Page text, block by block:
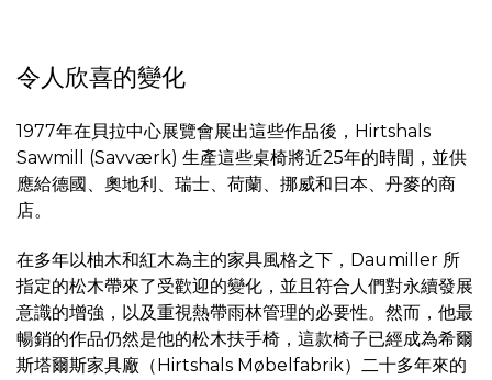
令人欣喜的變化
1977年在貝拉中心展覽會展出這些作品後，Hirtshals
Sawmill (Savværk) 生產這些桌椅將近25年的時間，並供
應給德國、奧地利、瑞士、荷蘭、挪威和日本、丹麥的商
店。
在多年以柚木和紅木為主的家具風格之下，Daumiller 所
指定的松木帶來了受歡迎的變化，並且符合人們對永續發展
意識的增強，以及重視熱帶雨林管理的必要性。然而，他最
暢銷的作品仍然是他的松木扶手椅，這款椅子已經成為希爾
斯塔爾斯家具廠（Hirtshals Møbelfabrik）二十多年來的